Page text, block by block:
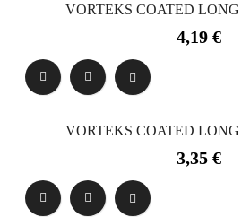
VORTEKS COATED LONG
Precio
4,19 €
VORTEKS COATED LONG
Precio
3,35 €